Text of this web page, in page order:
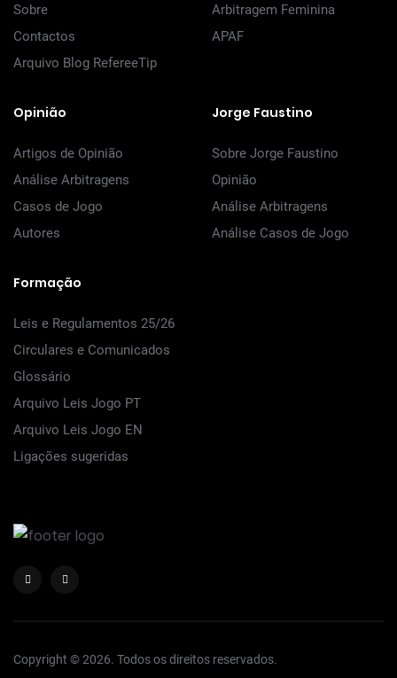
Sobre
Contactos
Arquivo Blog RefereeTip
Arbitragem Feminina
APAF
Opinião
Artigos de Opinião
Análise Arbitragens
Casos de Jogo
Autores
Jorge Faustino
Sobre Jorge Faustino
Opinião
Análise Arbitragens
Análise Casos de Jogo
Formação
Leis e Regulamentos 25/26
Circulares e Comunicados
Glossário
Arquivo Leis Jogo PT
Arquivo Leis Jogo EN
Ligações sugeridas
Copyright © 2026. Todos os direitos reservados.